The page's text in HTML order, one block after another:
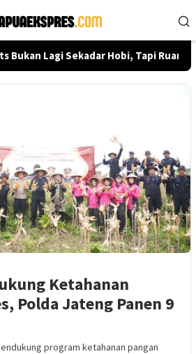
Lagi Sekadar Hobi, Tapi Ruang
Ketahanan
Polda Jateng Panen 9
program ketahanan pangan